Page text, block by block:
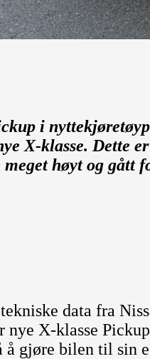
i
X-klasse. Dette
høyt og gått
data fra
nye X-klasse
gjøre bilen til sin